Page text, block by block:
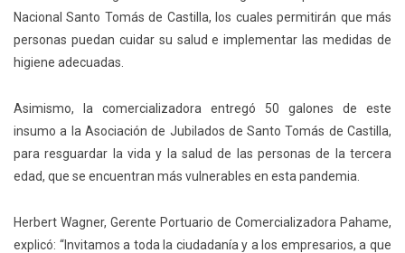
Nacional Santo Tomás de Castilla, los cuales permitirán que más
personas puedan cuidar su salud e implementar las medidas de
higiene adecuadas.
Asimismo, la comercializadora entregó 50 galones de este
insumo a la Asociación de Jubilados de Santo Tomás de Castilla,
para resguardar la vida y la salud de las personas de la tercera
edad, que se encuentran más vulnerables en esta pandemia.
Herbert Wagner, Gerente Portuario de Comercializadora Pahame,
explicó: “Invitamos a toda la ciudadanía y a los empresarios, a que